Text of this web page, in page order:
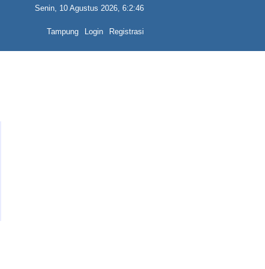
Senin, 10 Agustus 2026, 6:2:46
Tampung Login Registrasi